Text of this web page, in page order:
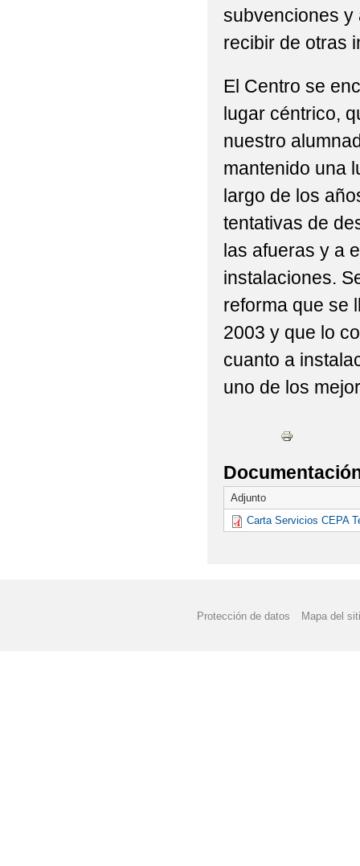
subvenciones y
recibir de otras
El Centro se
lugar céntrico,
nuestro
mantenido una
largo de los
tentativas de
las afueras y a
instalaciones.
reforma que se
2003 y que lo
cuanto a
uno de los
Adjunto
Carta Servicios CEPA
Protección de datos Mapa del